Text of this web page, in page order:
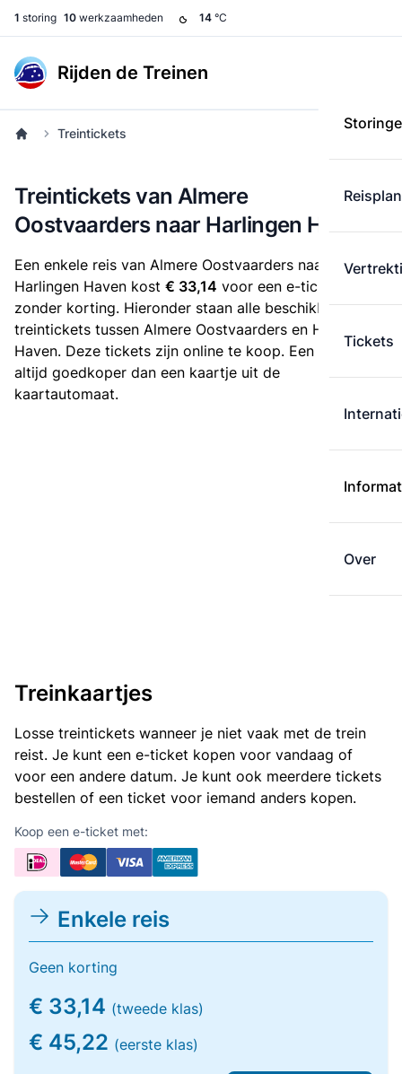
1 storing 10 werkzaamheden 14 °C
Rijden de Treinen
Tickets
Over
Treintickets
Treintickets van Almere
Oostvaarders naar Harlingen Haven
Een enkele reis van Almere Oostvaarders naar
Harlingen Haven kost € 33,14 voor een e-ticket
zonder korting. Hieronder staan alle beschikbare
treintickets tussen Almere Oostvaarders en Harlingen
Haven. Deze tickets zijn online te koop. Een e-ticket is
altijd goedkoper dan een kaartje uit de
kaartautomaat.
Treinkaartjes
Losse treintickets wanneer je niet vaak met de trein
reist. Je kunt een e-ticket kopen voor vandaag of
voor een andere datum. Je kunt ook meerdere tickets
bestellen of een ticket voor iemand anders kopen.
Koop een e-ticket met:
Enkele reis
Geen korting
€ 33,14 (tweede klas)
€ 45,22 (eerste klas)